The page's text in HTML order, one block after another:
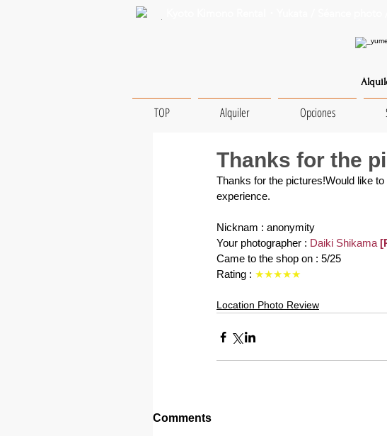
TOP Alquiler Opciones
Thanks for the
Thanks for the pictures!Would like
experience.
Nicknam : anonymity
Your photographer : Daiki Shikama
Came to the shop on : 5/25
Rating : ★★★★★
Location Photo Review
Comments